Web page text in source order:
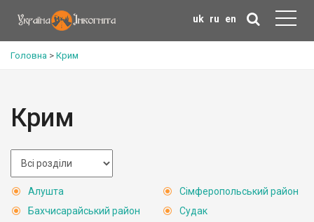
uk ru en
Головна > Крим
Крим
Алушта
Бахчисарайський район
Сімферопольський район
Судак